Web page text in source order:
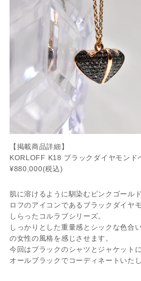
【掲載商品詳細】
KORLOFF K18 ブラックダイヤモンド
¥880,000(税込)
肌に溶けるように馴染むピンクゴール
ロフのアイコンであるブラックダイヤ
しらったコルラブシリーズ。
しっかりとした重量感とシックな色合
の女性の風格を感じさせます。
今回はブラックのシャツとジャケットに
オールブラックでコーディネートいたし